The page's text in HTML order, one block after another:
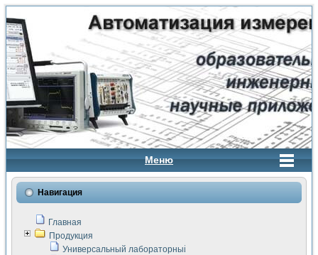
Меню
Навигация
Главная
Продукция
Универсальный лабораторный стенд "Сигнал-USB"